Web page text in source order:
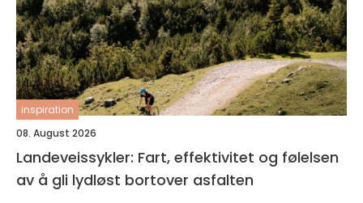
inspiration
08. August 2026
Landeveissykler: Fart, effektivitet og følelsen
av å gli lydløst bortover asfalten